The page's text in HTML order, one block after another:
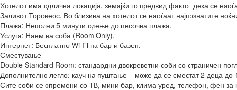
Хотелот има одлична локација, земајќи го предвид фактот дека се
Заливот Торонеос. Во близина на хотелот се наоѓаат најпознатите
Плажа: Неполни 5 минути одење до песочна плажа.
Услуга: Наем на соба (Room Only).
Интернет: Бесплатно Wi-Fi на бар и базен.
Сместување
Double Standard Room: стандардни двокреветни соби со страничен
Дополнително легло: кауч на пуштање – може да се сместат 2 деца до
Сите соби се опремени со ТВ, мини бар, клима уред, телефон, фен за